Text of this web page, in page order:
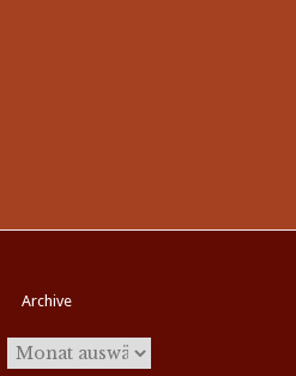
Archive